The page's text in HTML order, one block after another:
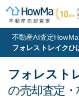
不動産AI査定HowMa
フォレストレイク
フォレスト
の売却査定